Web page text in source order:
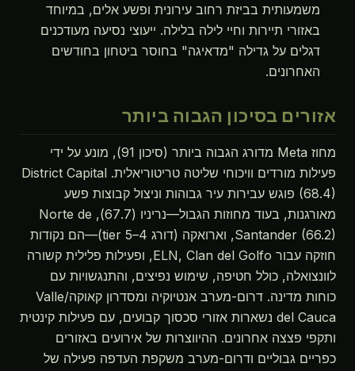
משמעותית בביזת רחוב עירונית ופשע אלים, במיוחד
באזורי תיירות וחיי לילה בלילה. ייעוצי נסיעה מעודכנים
דגלים על גדילה "מדאיגה" בחוסר ביטחון בחודשים
האחרונים.
אזורים בסיכון הגבוה ביותר
מחוז Meta מדורג הגבוה ביותר (סיכון 91), מונע על ידי
פעילות מורדים וויכוחי שליטה טריטוריאלית. District Capital
(68.4) פוגש עבירות עיר גבוהות וניצול קבוצות פשע
מאורגנות, בעוד מחוזות הגבול—נריניו (67.7), Norte de
Santander (66.2), וארואקה (דורג 4–5 tier)—הם נקודות
חוזקה עבור ELN, Clan del Golfo, ופעילות פלילית קשורה
לוונצואלה, כולל חטיפה, שימוש נפיצים, והתנגשויות עם
כוחות מדינה. דרום-מערב אנטיוקיה ומסדרון קאוקה/Valle
del Cauca נשארות אזורי סכסוך קבועים, עם פעילות קינטית
ותקפי פצצה אחרונים. ההיווצרות של אירועים באזורים
כפריים גבוליים ודרום-מערב משקפת העדפה פעילה של